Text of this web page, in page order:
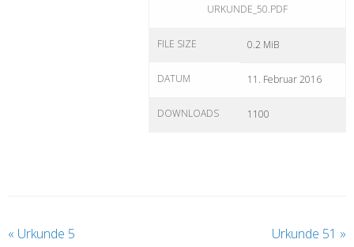
URKUNDE_50.PDF
FILE SIZE 0.2 MiB
DATUM 11. Februar 2016
DOWNLOADS 1100
« Urkunde 5 Urkunde 51 »